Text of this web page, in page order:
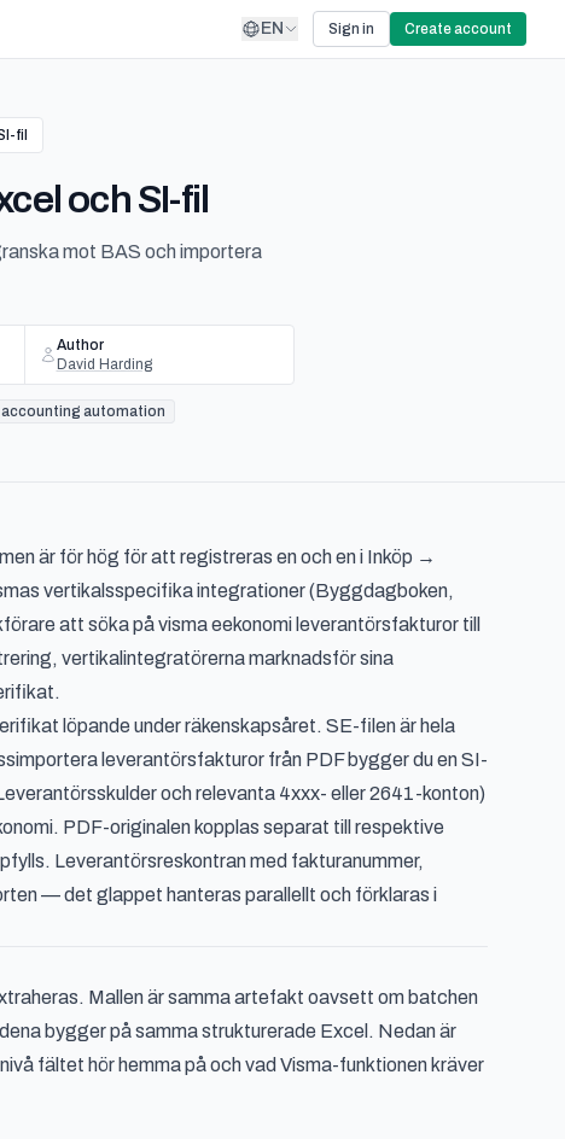
EN Sign in Create account
fil
och SI-fil
mot BAS och importera
Author
David Harding
accounting automation
är för hög för att registreras en och en i Inköp →
vertikalsspecifika integrationer (Byggdagboken,
att söka påvisma eekonomi leverantörsfakturor till
vertikalintegratörerna marknadsför sina
löpande under räkenskapsåret. SE-filen är hela
leverantörsfakturor från PDF bygger du en SI-
och relevanta 4xxx- eller 2641-konton)
PDF-originalen kopplas separat till respektive
Leverantörsreskontran med fakturanummer,
— det glappet hanteras parallellt och förklaras i
Mallen är samma artefakt oavsett om batchen
bygger på samma strukturerade Excel. Nedan är
fältet hör hemma på och vad Visma-funktionen kräver